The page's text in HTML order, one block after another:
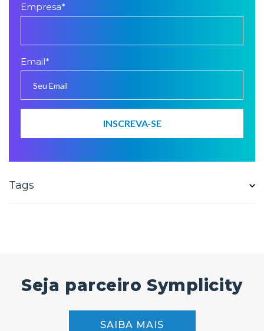
Empresa*
Email*
Tags
Seja parceiro Symplicity
SAIBA MAIS